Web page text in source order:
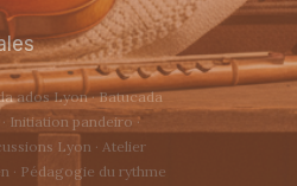
ados Lyon·Batucada
· Initiation pandeiro ·
Lyon · Atelier
· Pédagogie du rythme